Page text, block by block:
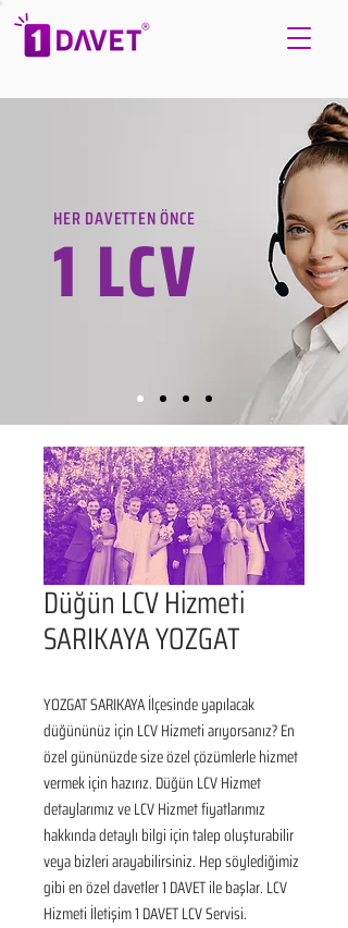
HER DAVETTEN ÖNCE
1 LCV
Düğün LCV Hizmeti
SARIKAYA YOZGAT
YOZGAT SARIKAYA İlçesinde yapılacak
düğününüz için LCV Hizmeti arıyorsanız? En
özel gününüzde size özel çözümlerle hizmet
vermek için hazırız. Düğün LCV Hizmet
detaylarımız ve LCV Hizmet fiyatlarımız
hakkında detaylı bilgi için talep oluşturabilir
veya bizleri arayabilirsiniz. Hep söylediğimiz
gibi en özel davetler 1 DAVET ile başlar. LCV
Hizmeti İletişim 1 DAVET LCV Servisi.